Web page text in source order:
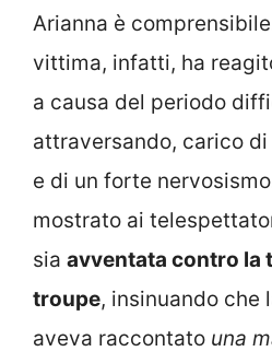
Arianna è
vittima, infatti, ha
a causa del periodo
attraversando, carico di
e di un forte
mostrato ai
sia avventata contro la
troupe, insinuando che
aveva raccontato una